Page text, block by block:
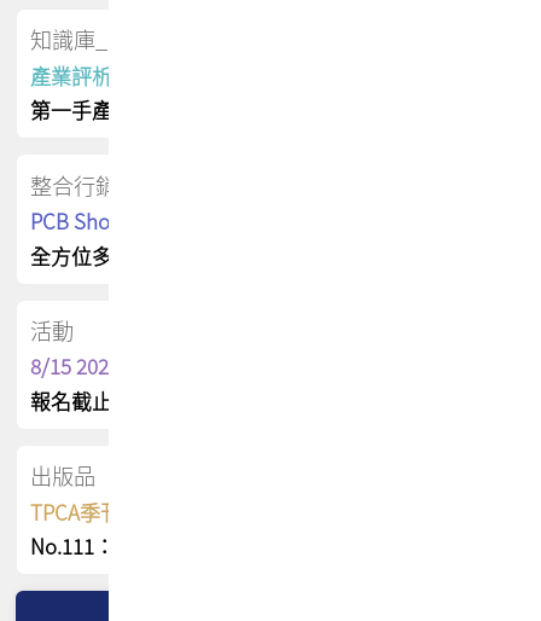
知識庫_會員專屬
產業評析報告
第一手產業資訊
整合行銷
PCB Shop 採購指南
全方位多元曝光方案
活動
8/15 2026 TPCA健康盃保齡球聯誼賽
報名截止日 : 8/3 活動日期 : 8/15
出版品
TPCA季刊 FREE 線上版
No.111：PCB全球風險布局與韌性